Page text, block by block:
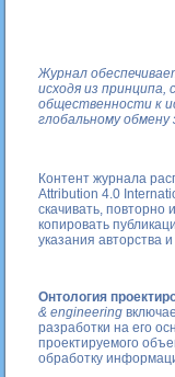
Журнал
исходя из принципа,
общественности к
глобальному
Контент журнала
Attribution 4.0
скачивать, повторно
копировать
указания авторства
Онтология
& engineering
разработки на его
проектируемого
обработку